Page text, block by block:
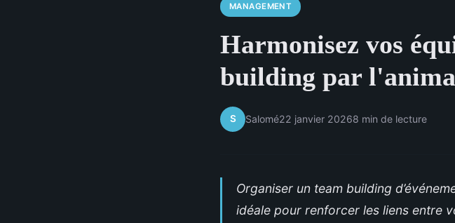
MANAGEMENT
Harmonisez vos
building par
S Salomé22 janvier 20268 min de lecture
Organiser un team building
idéale pour renforcer les liens entre